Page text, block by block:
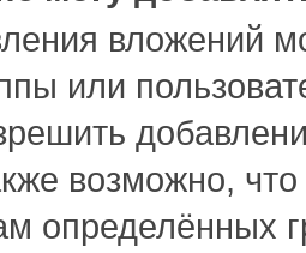
вложений
или
возможно,
определённых